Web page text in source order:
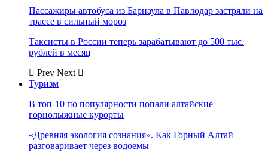
Пассажиры автобуса из Барнаула в Павлодар застряли на
трассе в сильный мороз
Таксисты в России теперь зарабатывают до 500 тыс.
рублей в месяц
Prev Next
Туризм
В топ-10 по популярности попали алтайские
горнолыжные курорты
«Древняя экология сознания». Как Горный Алтай
разговаривает через водоемы